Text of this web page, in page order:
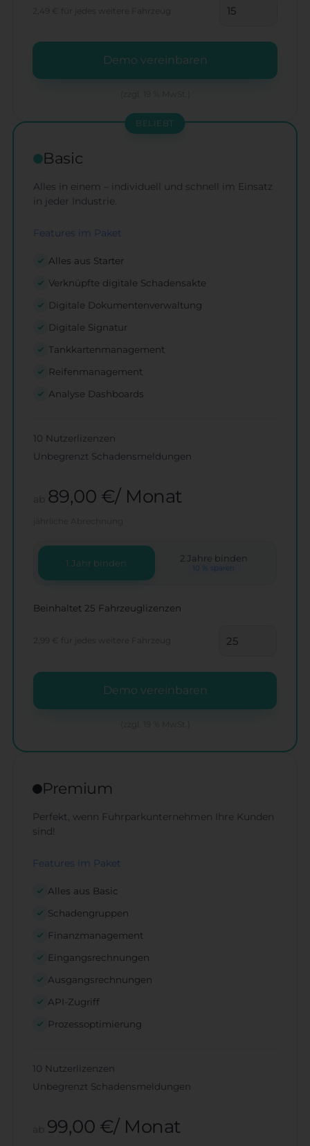
2,49 € für jedes weitere Fahrzeug
Demo vereinbaren
BELIEBT
Basic
Alles in einem – individuell und schnell im Einsatz
in jeder Industrie.
Features im Paket
Alles aus Starter
Verknüpfte digitale Schadensakte
Digitale Dokumentenverwaltung
Digitale Signatur
Tankkartenmanagement
Reifenmanagement
Analyse Dashboards
10 Nutzerlizenzen
Unbegrenzt Schadensmeldungen
ab 89,00 €/ Monat
1 Jahr binden 2 Jahre binden
10 % sparen
Beinhaltet 25 Fahrzeuglizenzen
2,99 € für jedes weitere Fahrzeug
Demo vereinbaren
Premium
Perfekt, wenn Fuhrparkunternehmen Ihre Kunden
sind!
Features im Paket
Alles aus Basic
Schadengruppen
Finanzmanagement
Eingangsrechnungen
Ausgangsrechnungen
API-Zugriff
Prozessoptimierung
10 Nutzerlizenzen
Unbegrenzt Schadensmeldungen
ab 99,00 €/ Monat